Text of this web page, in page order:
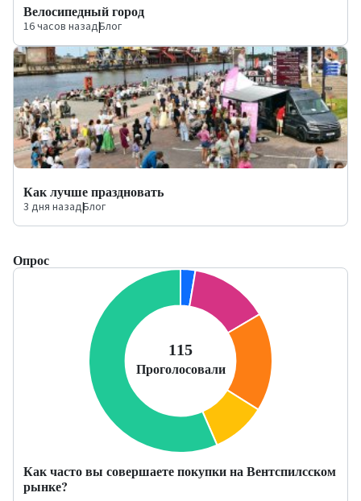
Велосипедный город
16 часов назад|Блог
Как лучше праздновать
3 дня назад|Блог
Опрос
Как часто вы совершаете покупки на Вентспилсском
рынке?